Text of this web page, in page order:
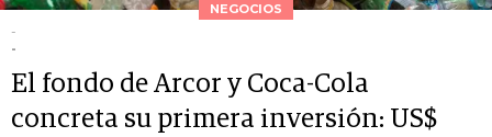
NEGOCIOS
-
-
El fondo de Arcor y Coca-Cola
concreta su primera inversión: US$